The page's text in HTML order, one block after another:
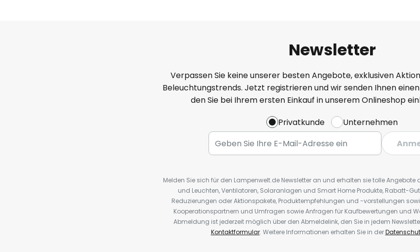
Newsletter
Verpassen Sie keine unserer besten Angebote, exklusiven
Beleuchtungstrends. Jetzt registrieren und wir senden Ihnen einen
den Sie bei Ihrem ersten Einkauf in unserem Onlineshop
Privatkunde
Unternehmen
Melden Sie sich für den Lampenwelt.de Newsletter an und erhalten sie tolle
und Leuchten, Ventilatoren, Solaranlagen und Smart Home Produkte, Rabatt-
Reduzierungen oder Aktionspakete, Produktempfehlungen und -vorstellungen
Kooperationspartnern und Umfragen sowie Anfragen für Kaufbewertungen und
Abmeldung ist jederzeit möglich über den Abmeldelink, den Sie in jedem
Kontaktformular. Weitere Informationen erhalten Sie in der